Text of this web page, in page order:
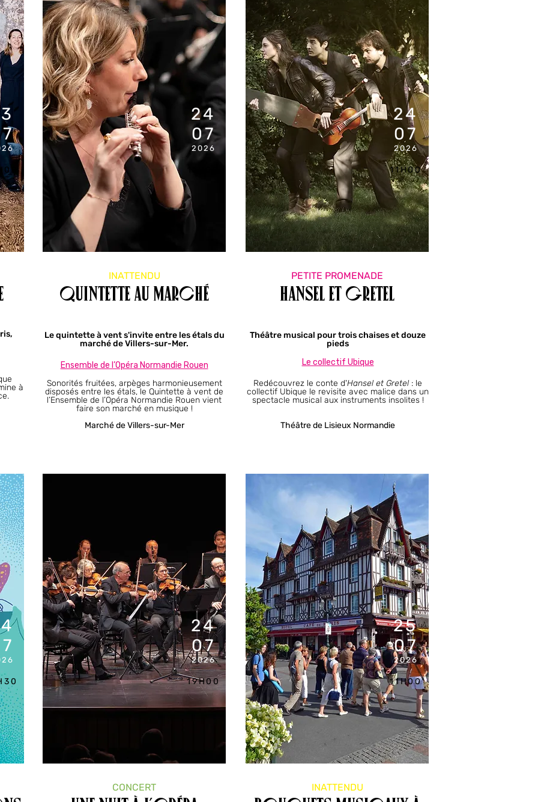
à
24
07
2026
INATTENDU
Quintette au marché
Le quintette à vent s'invite entre les étals du
marché de Villers-sur-Mer.
Ensemble de l’Opéra Normandie Rouen​​​
Sonorités fruitées, arpèges harmonieusement
disposés entre les étals, le Quintette à vent de
l’Ensemble de l’Opéra Normandie Rouen vient
faire son marché en musique !
Marché de Villers-sur-Mer
11H00
24
07
2026
PETITE PROMENADE
Hansel et Gretel
Théâtre musical pour trois chaises et douze
pieds
Le collectif Ubique
Redécouvrez le conte d'Hansel et Gretel : le
collectif Ubique le revisite avec malice dans un
spectacle musical aux instruments insolites !
Théâtre de Lisieux Normandie
19H00
24
07
2026
CONCERT
11H00
25
07
2026
INATTENDU